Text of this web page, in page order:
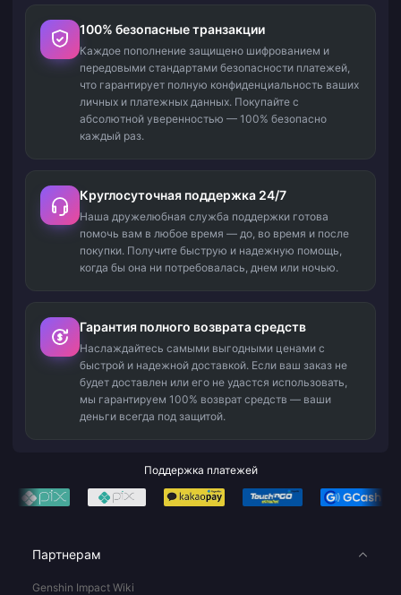
100% безопасные транзакции
Каждое пополнение защищено шифрованием и
передовыми стандартами безопасности платежей,
что гарантирует полную конфиденциальность ваших
личных и платежных данных. Покупайте с
абсолютной уверенностью — 100% безопасно
каждый раз.
Круглосуточная поддержка 24/7
Наша дружелюбная служба поддержки готова
помочь вам в любое время — до, во время и после
покупки. Получите быструю и надежную помощь,
когда бы она ни потребовалась, днем или ночью.
Гарантия полного возврата средств
Наслаждайтесь самыми выгодными ценами с
быстрой и надежной доставкой. Если ваш заказ не
будет доставлен или его не удастся использовать,
мы гарантируем 100% возврат средств — ваши
деньги всегда под защитой.
Поддержка платежей
Партнерам
Genshin Impact Wiki